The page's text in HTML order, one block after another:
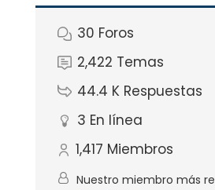
30 Foros
2,422 Temas
44.4 K Respuestas
3 En línea
1,417 Miembros
Nuestro miembro más